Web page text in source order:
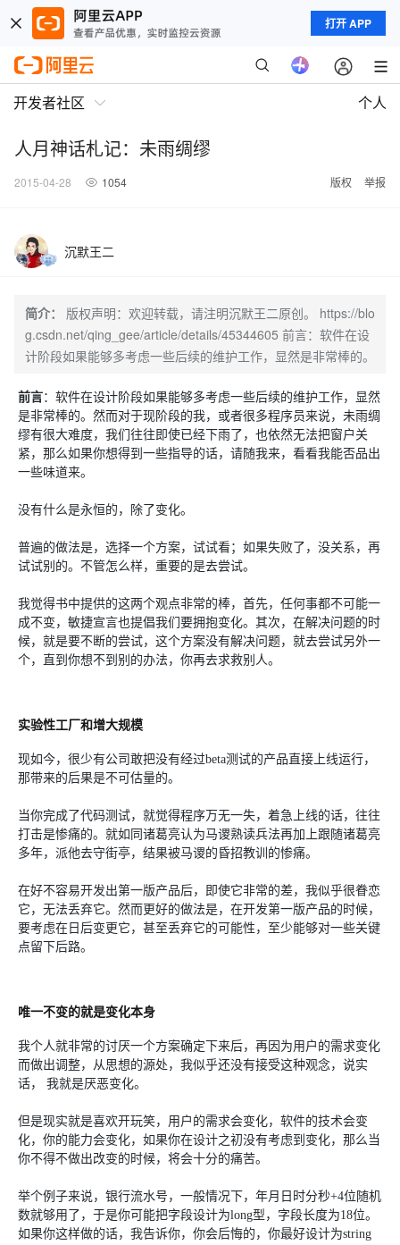
打开 APP
开发者社区 个人
人月神话札记：未雨绸缪
2015-04-28 1054 版权 举报
沉默王二
简介：
版权声明：欢迎转载，请注明沉默王二原创。 https://blo
g.csdn.net/qing_gee/article/details/45344605 前言：软件在设
计阶段如果能够多考虑一些后续的维护工作，显然是非常棒的。
前言：软件在设计阶段如果能够多考虑一些后续的维护工作，显然
是非常棒的。然而对于现阶段的我，或者很多程序员来说，未雨绸
缪有很大难度，我们往往即使已经下雨了，也依然无法把窗户关
紧，那么如果你想得到一些指导的话，请随我来，看看我能否品出
一些味道来。
没有什么是永恒的，除了变化。
普遍的做法是，选择一个方案，试试看；如果失败了，没关系，再
试试别的。不管怎么样，重要的是去尝试。
我觉得书中提供的这两个观点非常的棒，首先，任何事都不可能一
成不变，敏捷宣言也提倡我们要拥抱变化。其次，在解决问题的时
候，就是要不断的尝试，这个方案没有解决问题，就去尝试另外一
个，直到你想不到别的办法，你再去求救别人。
实验性工厂和增大规模
现如今，很少有公司敢把没有经过beta测试的产品直接上线运行，
那带来的后果是不可估量的。
当你完成了代码测试，就觉得程序万无一失，着急上线的话，往往
打击是惨痛的。就如同诸葛亮认为马谡熟读兵法再加上跟随诸葛亮
多年，派他去守街亭，结果被马谡的昏招教训的惨痛。
在好不容易开发出第一版产品后，即使它非常的差，我似乎很眷恋
它，无法丢弃它。然而更好的做法是，在开发第一版产品的时候，
要考虑在日后变更它，甚至丢弃它的可能性，至少能够对一些关键
点留下后路。
唯一不变的就是变化本身
我个人就非常的讨厌一个方案确定下来后，再因为用户的需求变化
而做出调整，从思想的源处，我似乎还没有接受这种观念，说实
话， 我就是厌恶变化。
但是现实就是喜欢开玩笑，用户的需求会变化，软件的技术会变
化，你的能力会变化，如果你在设计之初没有考虑到变化，那么当
你不得不做出改变的时候，将会十分的痛苦。
举个例子来说，银行流水号，一般情况下，年月日时分秒+4位随机
数就够用了，于是你可能把字段设计为long型，字段长度为18位。
如果你这样做的话，我告诉你，你会后悔的，你最好设计为string